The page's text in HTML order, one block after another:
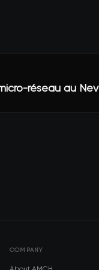
réseau au
COMPANY